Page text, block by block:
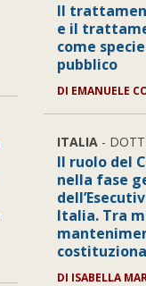
Il
e il
come
pubblico
DI EMANUELE
ITALIA -
Il ruolo del
nella fase
Italia. Tra
DI ISABELLA